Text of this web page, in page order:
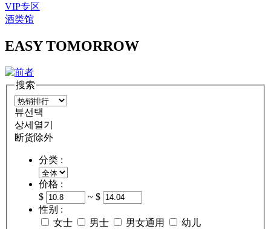
VIP专区
酒类馆
EASY TOMORROW
搜索
뷰선택
상세열기
断货除外
分类 :
价格 :
$
~ $
性别 :
女士
男士 男女通用 幼儿